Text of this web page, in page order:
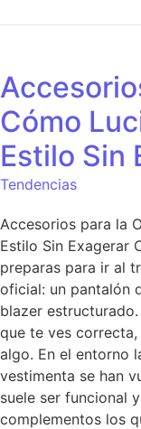
Cómo
Estilo Sin
Tendencias
Accesorios para la
Estilo Sin Exagerar
preparas para ir al
oficial: un pantalón
blazer
que te ves
algo. En el entorno
vestimenta se han
suele ser funcional
complementos los